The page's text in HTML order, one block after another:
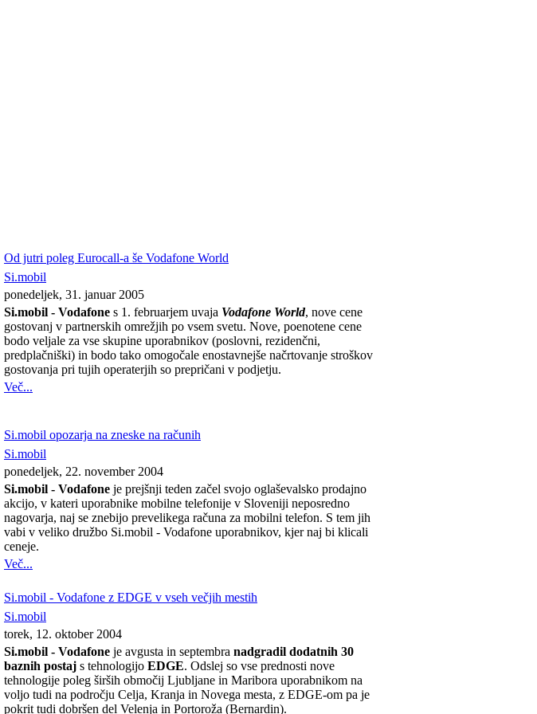
Od jutri poleg Eurocall-a še Vodafone World
Si.mobil
ponedeljek, 31. januar 2005
Si.mobil - Vodafone s 1. februarjem uvaja Vodafone World, nove cene
gostovanj v partnerskih omrežjih po vsem svetu. Nove, poenotene cene
bodo veljale za vse skupine uporabnikov (poslovni, rezidenčni,
predplačniški) in bodo tako omogočale enostavnejše načrtovanje stroškov
gostovanja pri tujih operaterjih so prepričani v podjetju.
Več...
Si.mobil opozarja na zneske na računih
Si.mobil
ponedeljek, 22. november 2004
Si.mobil - Vodafone je prejšnji teden začel svojo oglaševalsko prodajno
akcijo, v kateri uporabnike mobilne telefonije v Sloveniji neposredno
nagovarja, naj se znebijo prevelikega računa za mobilni telefon. S tem jih
vabi v veliko družbo Si.mobil - Vodafone uporabnikov, kjer naj bi klicali
ceneje.
Več...
Si.mobil - Vodafone z EDGE v vseh večjih mestih
Si.mobil
torek, 12. oktober 2004
Si.mobil - Vodafone je avgusta in septembra nadgradil dodatnih 30
baznih postaj s tehnologijo EDGE. Odslej so vse prednosti nove
tehnologije poleg širših območij Ljubljane in Maribora uporabnikom na
voljo tudi na področju Celja, Kranja in Novega mesta, z EDGE-om pa je
pokrit tudi dobršen del Velenja in Portoroža (Bernardin).